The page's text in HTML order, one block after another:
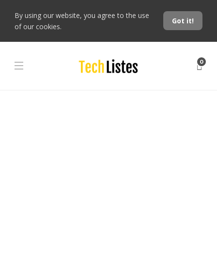
By using our website, you agree to the use
of our cookies.
Got it!
0